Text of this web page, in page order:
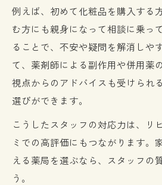
薬局でのまとめ買いが
る
医薬品と化粧品を一緒に選
薬局で医薬品と化粧品
は
薬局一括購入が家族の健
理由
薬局化粧品取り扱いを
ツ
例えば、初めて化粧品を購入する
む方にも親身になって相談に乗っ
ることで、不安や疑問を解消しや
て、薬剤師による副作用や併用薬
視点からのアドバイスも受けられ
選びができます。
こうしたスタッフの対応力は、リ
ミでの高評価にもつながります。
える薬局を選ぶなら、スタッフの
う。